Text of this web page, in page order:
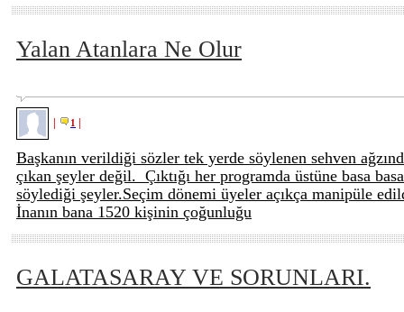
Yalan Atanlara Ne Olur
1
Başkanın verildiği sözler tek yerde söylenen sehven
çıkan şeyler değil. Çıktığı her programda üstüne basa basa
söylediği şeyler.Seçim dönemi üyeler açıkça manipüle
İnanın bana 1520 kişinin çoğunluğu
GALATASARAY VE SORUNLARI.